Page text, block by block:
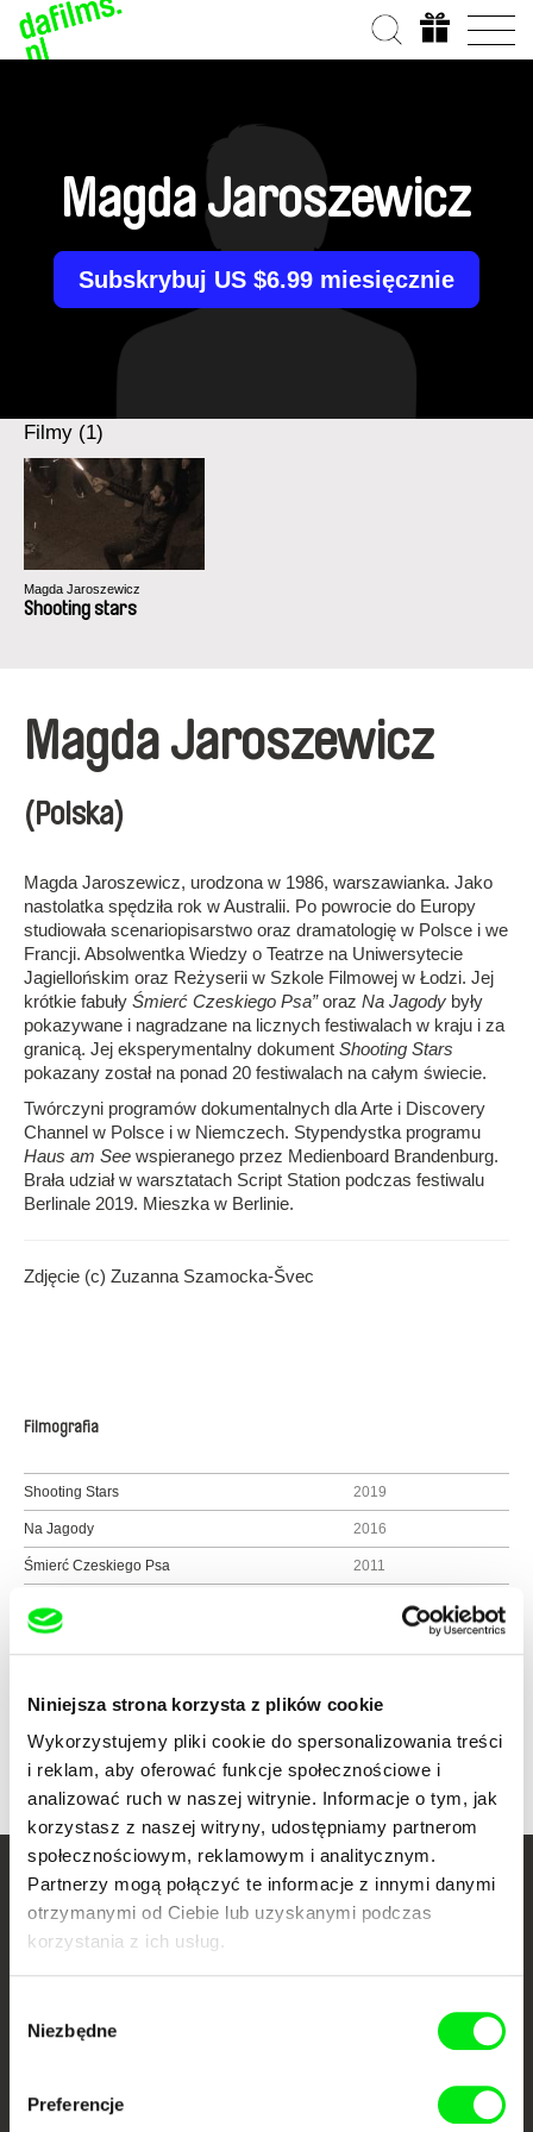
Niniejsza strona korzysta z plików cookie
Wykorzystujemy pliki cookie do spersonalizowania treści
i reklam, aby oferować funkcje społecznościowe i
analizować ruch w naszej witrynie. Informacje o tym, jak
korzystasz z naszej witryny, udostępniamy partnerom
społecznościowym, reklamowym i analitycznym.
Partnerzy mogą połączyć te informacje z innymi danymi
otrzymanymi od Ciebie lub uzyskanymi podczas
korzystania z ich usług.
zgody
Niezbędne
Preferencje
Magda Jaroszewicz
Subskrybuj US $6.99 miesięcznie
Filmy (1)
Magda Jaroszewicz
Shooting stars
Magda Jaroszewicz
(Polska)
Magda Jaroszewicz, urodzona w 1986, warszawianka. Jako
nastolatka spędziła rok w Australii. Po powrocie do Europy
studiowała scenariopisarstwo oraz dramatologię w Polsce i we
Francji. Absolwentka Wiedzy o Teatrze na Uniwersytecie
Jagiellońskim oraz Reżyserii w Szkole Filmowej w Łodzi. Jej
krótkie fabuły Śmierć Czeskiego Psa”oraz Na Jagody były
pokazywane i nagradzane na licznych festiwalach w kraju i za
granicą. Jej eksperymentalny dokument Shooting Stars
pokazany został na ponad 20 festiwalach na całym świecie.
Twórczyni programów dokumentalnych dla Arte i Discovery
Channel w Polsce i w Niemczech. Stypendystka programu
Haus am See wspieranego przez Medienboard Brandenburg.
Brała udział w warsztatach Script Station podczas festiwalu
Berlinale 2019. Mieszka w Berlinie.
Zdjęcie (c) Zuzanna Szamocka-Švec
Filmografia
Shooting Stars 2019
Na Jagody 2016
Śmierć Czeskiego Psa 2011
Twoje kino
dokumentalne online
Portal DAFilms.pl powstał w wyniku inicjatywy Doc Alliance, kreatywnej
współpracy 7 europejskich festiwali kina dokumentalnego. Naszym celem